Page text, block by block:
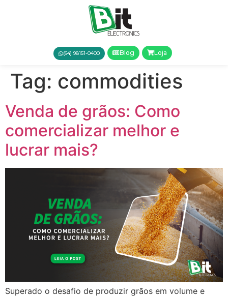
(64) 98151-0400 Blog Loja
Tag: commodities
Venda de grãos: Como
comercializar melhor e
lucrar mais?
Superado o desafio de produzir grãos em volume e